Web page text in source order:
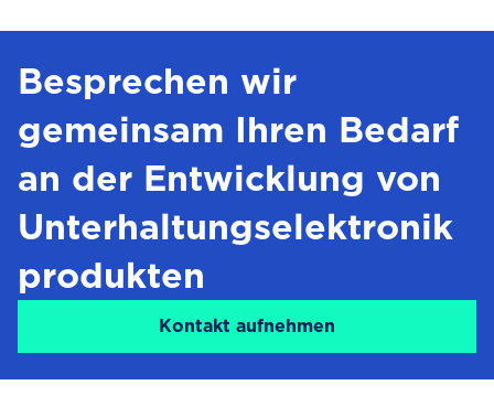
Besprechen wir
gemeinsam Ihren Bedarf
an der Entwicklung von
Unterhaltungselektronik
produkten
Kontakt aufnehmen